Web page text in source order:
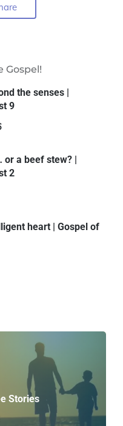
Gospel!
the senses |
9
or a beef stew? |
2
heart | Gospel of
Stories